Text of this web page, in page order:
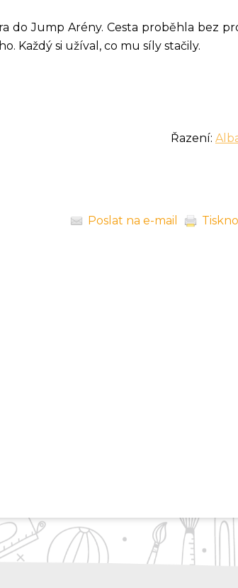
do Jump Arény. Cesta proběhla bez
Každý si užíval, co mu síly stačily.
Řazení:
Poslat na e-mail